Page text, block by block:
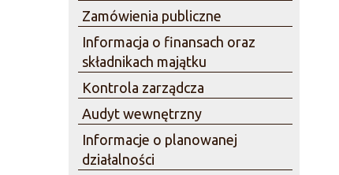
Zamówienia publiczne
Informacja o finansach oraz
składnikach majątku
Kontrola zarządcza
Audyt wewnętrzny
Informacje o planowanej
działalności